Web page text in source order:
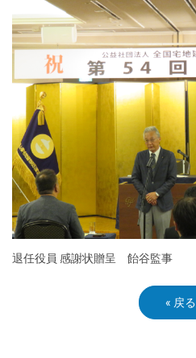
退任役員 感謝状贈呈 飴谷監事
« 戻る